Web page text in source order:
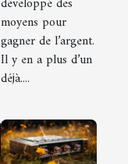
moyens pour
gagner de l’argent.
Il y en a plus d’un
déjà....